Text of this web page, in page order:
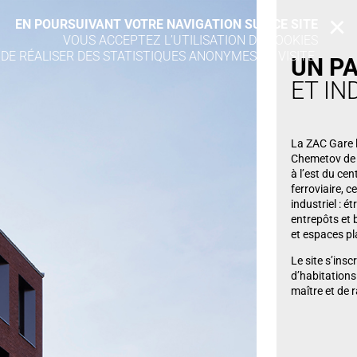
UN
ET
La ZAC Gare
Chemetov
à l’est du
ferroviaire,
industriel :
entrepôts et
et espaces
Le site
maître et de
EN POURSUIVANT VOTRE NAVIGATION SUR CE SITE
VOUS ACCEPTEZ L’UTILISATION DE COOKIES
RÉALISER DES STATISTIQUES ANONYMES DE VISITE.